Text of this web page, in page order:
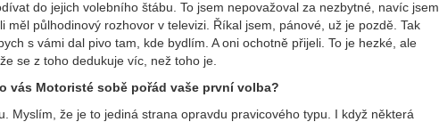
do jejich volebního štábu. To jsem nepovažoval za nezbytné, navíc jsem
měl půlhodinový rozhovor v televizi. Říkal jsem, pánové, už je pozdě. Tak
s vámi dal pivo tam, kde bydlím. A oni ochotně přijeli. To je hezké, ale
se z toho dedukuje víc, než toho je.
vás Motoristé sobě pořád vaše první volba?
Myslím, že je to jediná strana opravdu pravicového typu. I když některá